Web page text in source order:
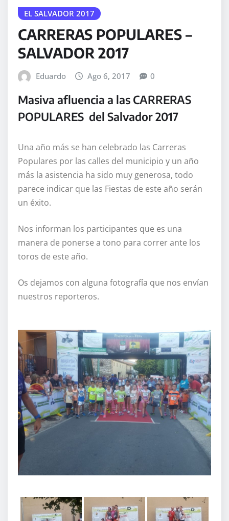
EL SALVADOR 2017
CARRERAS POPULARES –
SALVADOR 2017
Eduardo Ago 6, 2017 0
Masiva afluencia a las CARRERAS
POPULARES del Salvador 2017
Una año más se han celebrado las Carreras
Populares por las calles del municipio y un año
más la asistencia ha sido muy generosa, todo
parece indicar que las Fiestas de este año serán
un éxito.
Nos informan los participantes que es una
manera de ponerse a tono para correr ante los
toros de este año.
Os dejamos con alguna fotografía que nos envían
nuestros reporteros.